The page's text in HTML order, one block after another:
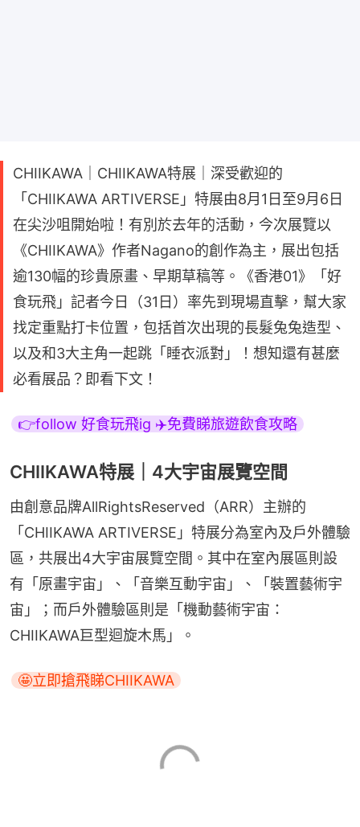
CHIIKAWA｜CHIIKAWA特展｜深受歡迎的
「CHIIKAWA ARTIVERSE」特展由8月1日至9月6日
在尖沙咀開始啦！有別於去年的活動，今次展覽以
《CHIIKAWA》作者Nagano的創作為主，展出包括
逾130幅的珍貴原畫、早期草稿等。《香港01》「好
食玩飛」記者今日（31日）率先到現場直擊，幫大家
找定重點打卡位置，包括首次出現的長髮兔兔造型、
以及和3大主角一起跳「睡衣派對」！想知還有甚麼
必看展品？即看下文！
👉follow 好食玩飛ig ✈️免費睇旅遊飲食攻略
CHIIKAWA特展｜4大宇宙展覽空間
由創意品牌AllRightsReserved（ARR）主辦的
「CHIIKAWA ARTIVERSE」特展分為室內及戶外體驗
區，共展出4大宇宙展覽空間。其中在室內展區則設
有「原畫宇宙」、「音樂互動宇宙」、「裝置藝術宇
宙」；而戶外體驗區則是「機動藝術宇宙：
CHIIKAWA巨型迴旋木馬」。
🤩立即搶飛睇CHIIKAWA